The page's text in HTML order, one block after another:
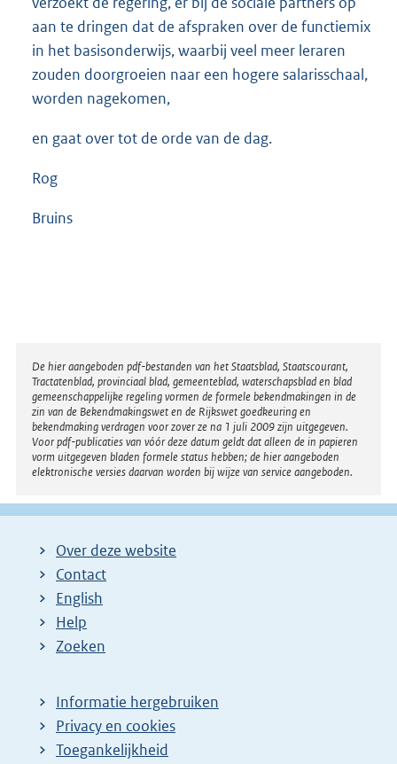
aan te dringen dat de afspraken over de functiemix
in het basisonderwijs, waarbij veel meer leraren
zouden doorgroeien naar een hogere salarisschaal,
worden nagekomen,
en gaat over tot de orde van de dag.
Rog
Bruins
Disclaimer
De hier aangeboden pdf-bestanden van het Staatsblad, Staatscourant,
Tractatenblad, provinciaal blad, gemeenteblad, waterschapsblad en blad
gemeenschappelijke regeling vormen de formele bekendmakingen in de
zin van de Bekendmakingswet en de Rijkswet goedkeuring en
bekendmaking verdragen voor zover ze na 1 juli 2009 zijn uitgegeven.
Voor pdf-publicaties van vóór deze datum geldt dat alleen de in papieren
vorm uitgegeven bladen formele status hebben; de hier aangeboden
elektronische versies daarvan worden bij wijze van service aangeboden.
Over deze website
Contact
English
Help
Zoeken
Informatie hergebruiken
Privacy en cookies
Toegankelijkheid